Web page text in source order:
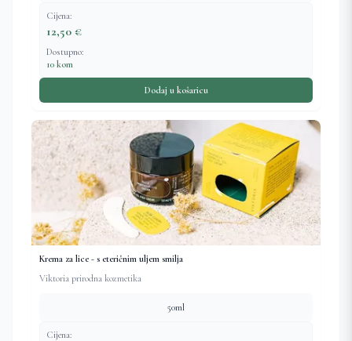
Cijena:
12,50 €
Dostupno:
10 kom
Dodaj u košaricu
Krema za lice - s eteričnim uljem smilja
Viktoria prirodna kozmetika
50ml
Cijena: